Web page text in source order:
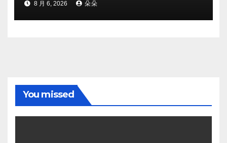
8 月 6, 2026 朵朵
You missed